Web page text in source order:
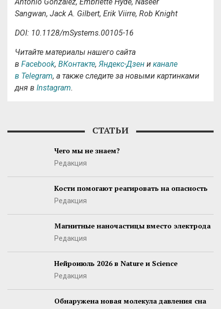
Sangwan, Jack A. Gilbert, Erik Viirre, Rob Knight
DOI: 10.1128/mSystems.00105-16
Читайте материалы нашего сайта
в Facebook, ВКонтакте, Яндекс-Дзен и канале
в Telegram, а также следите за новыми картинками
дня в Instagram.
СТАТЬИ
Чего мы не знаем?
Редакция
Кости помогают реагировать на опасность
Редакция
Магнитные наночастицы вместо электрода
Редакция
Нейроиюль 2026 в Nature и Science
Редакция
Обнаружена новая молекула давления сна